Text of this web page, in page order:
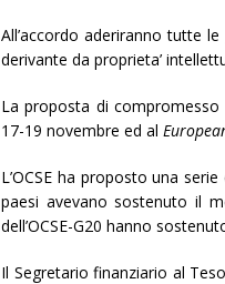
All’accordo aderiranno tutte
derivante da proprieta’
La proposta di
17-19 novembre ed al
L’OCSE ha proposto una
paesi avevano sostenuto il
dell’OCSE-G20 hanno
Il Segretario finanziario al